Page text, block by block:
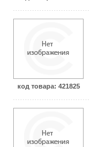
код товара: 421825